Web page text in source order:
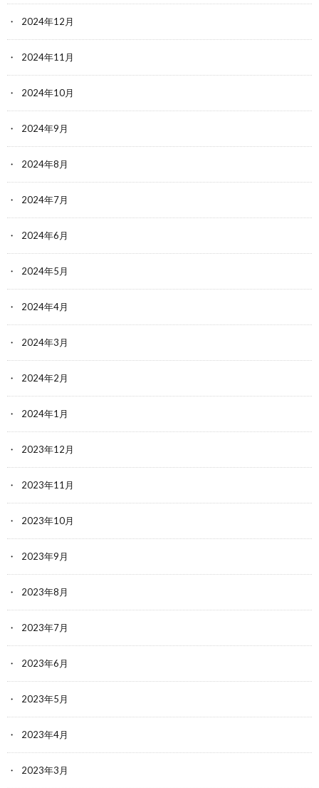
2024年12月
2024年11月
2024年10月
2024年9月
2024年8月
2024年7月
2024年6月
2024年5月
2024年4月
2024年3月
2024年2月
2024年1月
2023年12月
2023年11月
2023年10月
2023年9月
2023年8月
2023年7月
2023年6月
2023年5月
2023年4月
2023年3月